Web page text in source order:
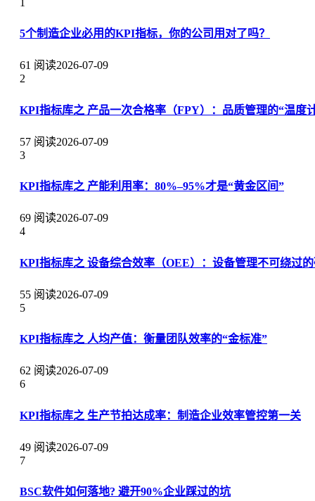
5个制造企业必用的KPI指标，你的公司用对了吗？
61 阅读2026-07-09
2
KPI指标库之 产品一次合格率（FPY）：品质管理的“温度
57 阅读2026-07-09
3
KPI指标库之 产能利用率：80%–95%才是“黄金区间”
69 阅读2026-07-09
4
KPI指标库之 设备综合效率（OEE）：设备管理不可绕过
55 阅读2026-07-09
5
KPI指标库之 人均产值：衡量团队效率的“金标准”
62 阅读2026-07-09
6
KPI指标库之 生产节拍达成率：制造企业效率管控第一关
49 阅读2026-07-09
7
BSC软件如何落地? 避开90%企业踩过的坑